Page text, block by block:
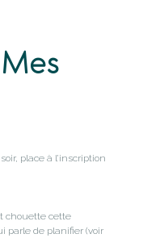
place à l’inscription
chouette cette
parle de planifier (voir